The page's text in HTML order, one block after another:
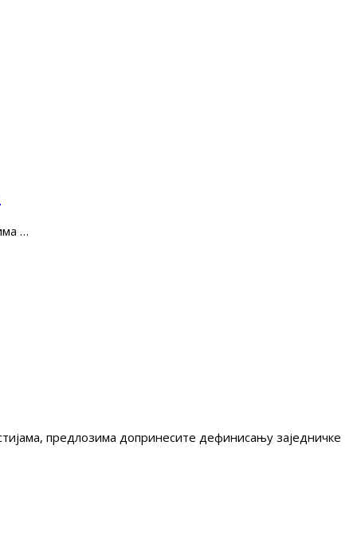
…
предлозима допринесите дефинисању заједничке